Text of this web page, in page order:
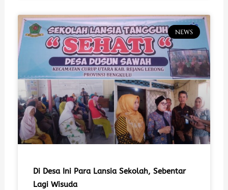
NEWS
Di Desa Ini Para Lansia Sekolah, Sebentar
Lagi Wisuda